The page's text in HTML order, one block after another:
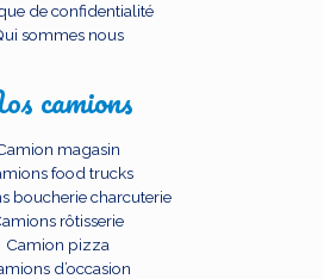
de confidentialité
sommes nous
camions
magasin
food trucks
boucherie charcuterie
rôtisserie
Camion pizza
d’occasion